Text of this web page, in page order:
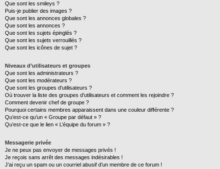
Que sont les smileys ?
Puis-je publier des images ?
Que sont les annonces globales ?
Que sont les annonces ?
Que sont les sujets épinglés ?
Que sont les sujets verrouillés ?
Que sont les icônes de sujet ?
Niveaux d’utilisateurs et groupes
Que sont les administrateurs ?
Que sont les modérateurs ?
Que sont les groupes d’utilisateurs ?
Où trouver la liste des groupes d’utilisateurs et comment les rejoindre ?
Comment devenir chef de groupe ?
Pourquoi certains membres apparaissent dans une couleur différente ?
Qu’est-ce qu’un « Groupe par défaut » ?
Qu’est-ce que le lien « L’équipe du forum » ?
Messagerie privée
Je ne peux pas envoyer de messages privés !
Je reçois sans arrêt des messages indésirables !
J’ai reçu un spam ou un courriel abusif d’un membre de ce forum !